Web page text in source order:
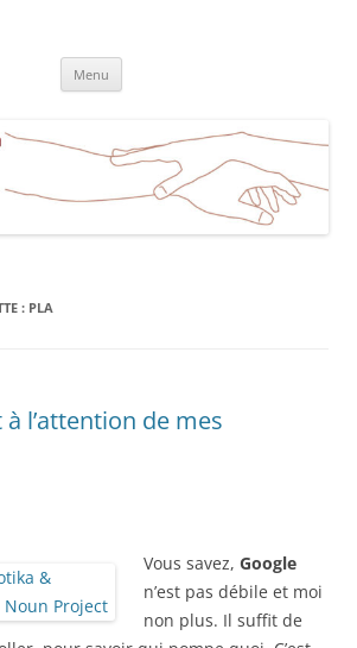
Aucamville Toulouse
Menu
: PLA
l’attention de mes
Vous savez, Google
n’est pas débile et moi
non plus. Il suffit de